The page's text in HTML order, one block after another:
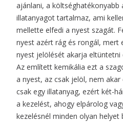
ajánlani, a költséghatékonyabb
illatanyagot tartalmaz, ami
mellette elfedi a nyest szagát.
nyest azért rág és rongál, mert
nyest jelölését akarja eltüntetni
Az említett kemikália ezt a
a nyest, az csak jelöl, nem
csak egy illatanyag, ezért két-
a kezelést, ahogy elpárolog
kezelésnél minden olyan